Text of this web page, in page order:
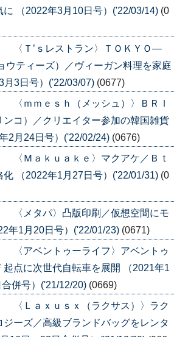
に （2022年3月10日号）('22/03/14) (0
〈Ｔ’ｓレストラン〉ＴＯＫＹＯ―
ウティーズ）／ヴィーガン料理を家庭
月3日号）('22/03/07) (0677)
〈ｍｍｅｓｈ（メッシュ）〉ＢＲＩ
ンコ）／クリエイター参加の韓国雑貨
2月24日号）('22/02/24) (0676)
〈Ｍａｋｕａｋｅ〉マクアケ／Ｂｔ
化 （2022年1月27日号）('22/01/31) (0
〈メタパ〉凸版印刷／仮想空間にモ
年1月20日号）('22/01/23) (0671)
〈アベントゥーライフ〉アベントゥ
起点に次世代自転車を展開 （2021年1
併号）('21/12/20) (0669)
〈Ｌａｘｕｓｘ（ラクサス）〉ラク
ジーズ／高級ブランドバッグをレンタ